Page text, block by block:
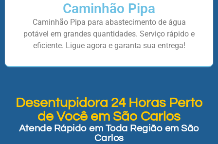
Caminhão Pipa
Caminhão Pipa para abastecimento de água
potável em grandes quantidades. Serviço rápido e
eficiente. Ligue agora e garanta sua entrega!
Desentupidora 24 Horas Perto
de Você em São Carlos
Atende Rápido em Toda Região em São
Carlos